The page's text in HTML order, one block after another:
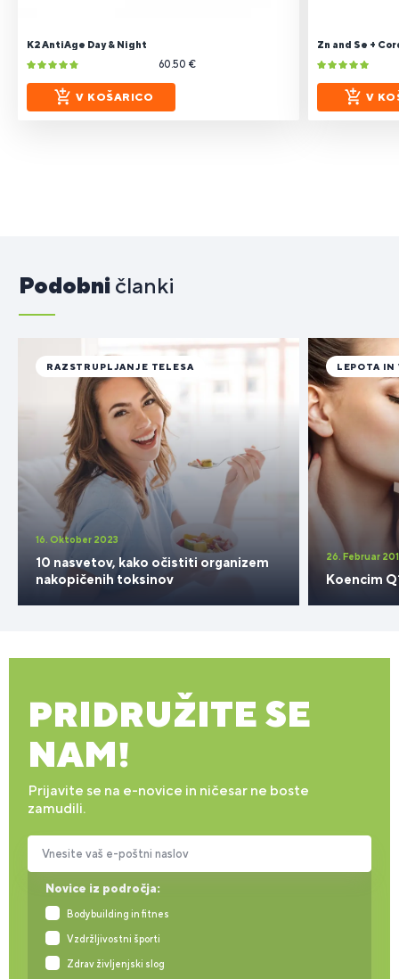
K2 AntiAge Day & Night
60.50 €
V KOŠARICO
Zn and Se +
V
Podobni članki
16. Oktober 2023
10 nasvetov, kako očistiti organizem
nakopičenih toksinov
RAZSTRUPLJANJE TELESA
26. Februar
Koencim
LEPOTA
PRIDRUŽITE SE
NAM!
Prijavite se na e-novice in ničesar ne boste
zamudili.
Novice iz področja:
Bodybuilding in fitnes
Vzdržljivostni športi
Zdrav življenjski slog
Vnesite vaš e-poštni naslov